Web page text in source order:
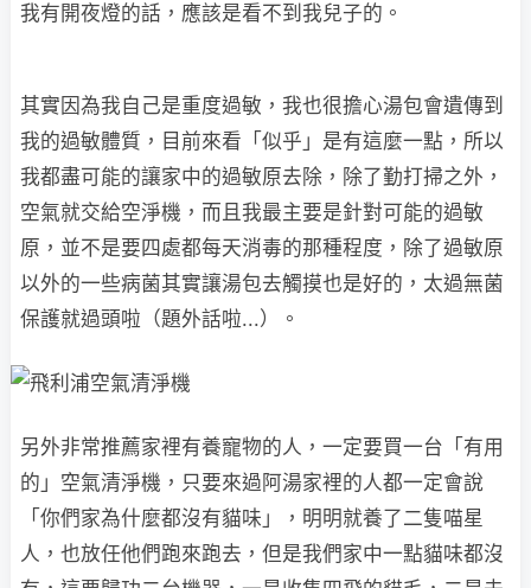
我有開夜燈的話，應該是看不到我兒子的。
其實因為我自己是重度過敏，我也很擔心湯包會遺傳到
我的過敏體質，目前來看「似乎」是有這麼一點，所以
我都盡可能的讓家中的過敏原去除，除了勤打掃之外，
空氣就交給空淨機，而且我最主要是針對可能的過敏
原，並不是要四處都每天消毒的那種程度，除了過敏原
以外的一些病菌其實讓湯包去觸摸也是好的，太過無菌
保護就過頭啦（題外話啦...）。
另外非常推薦家裡有養寵物的人，一定要買一台「有用
的」空氣清淨機，只要來過阿湯家裡的人都一定會說
「你們家為什麼都沒有貓味」，明明就養了二隻喵星
人，也放任他們跑來跑去，但是我們家中一點貓味都沒